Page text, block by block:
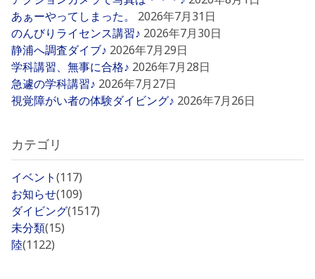
あぁーやってしまった。
2026年7月31日
のんびりライセンス講習♪ 2026年7月30日
静浦へ調査ダイブ♪ 2026年7月29日
学科講習、無事に合格♪ 2026年7月28日
急遽の学科講習♪ 2026年7月27日
視覚障がい者の体験ダイビング♪ 2026年7月26日
カテゴリ
イベント(117)
お知らせ(109)
ダイビング(1517)
未分類(15)
陸(1122)